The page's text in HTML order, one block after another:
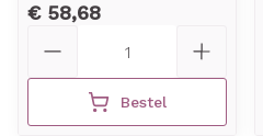
€ 58,68
Bestel